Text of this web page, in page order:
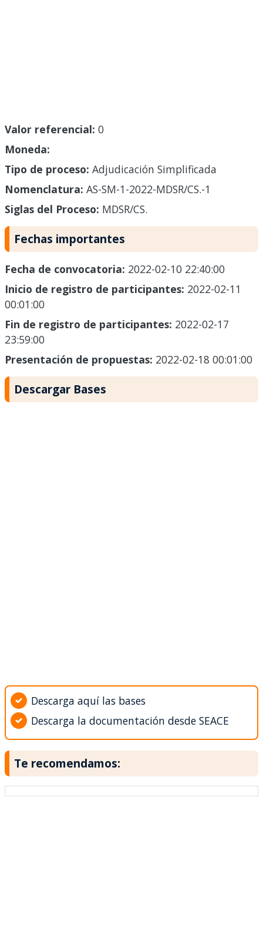
Valor referencial: 0
Moneda:
Tipo de proceso: Adjudicación Simplificada
Nomenclatura: AS-SM-1-2022-MDSR/CS.-1
Siglas del Proceso: MDSR/CS.
Fechas importantes
Fecha de convocatoria: 2022-02-10 22:40:00
Inicio de registro de participantes: 2022-02-11
00:01:00
Fin de registro de participantes: 2022-02-17
23:59:00
Presentación de propuestas: 2022-02-18 00:01:00
Descargar Bases
Descarga aquí las bases
Descarga la documentación desde SEACE
Te recomendamos: